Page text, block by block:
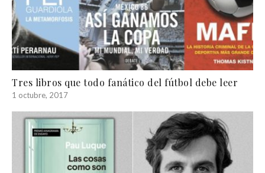
Tres libros que todo fanático del fútbol debe leer
1 octubre, 2017